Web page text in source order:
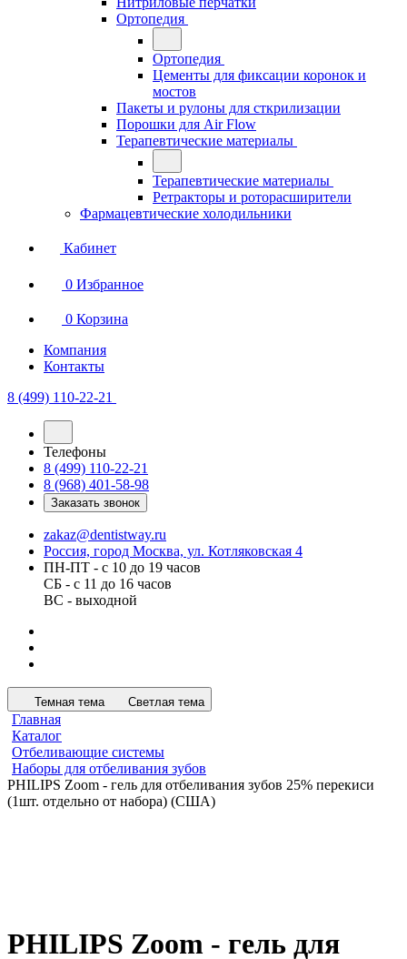
Ортопедия
Ортопедия
Цементы для фиксации коронок и
мостов
Пакеты и рулоны для сткрилизации
Порошки для Air Flow
Терапевтические материалы
Терапевтические материалы
Ретракторы и роторасширители
Фармацевтические холодильники
Кабинет
0 Избранное
0 Корзина
Компания
Контакты
8 (499) 110-22-21
Телефоны
8 (499) 110-22-21
8 (968) 401-58-98
Заказать звонок
zakaz@dentistway.ru
Россия, город Москва, ул. Котляковская 4
ПН-ПТ - с 10 до 19 часов
СБ - с 11 до 16 часов
ВС - выходной
Темная тема Светлая тема
Главная
Каталог
Отбеливающие системы
Наборы для отбеливания зубов
PHILIPS Zoom - гель для отбеливания зубов 25% перекиси
(1шт. отдельно от набора) (США)
PHILIPS Zoom - гель для